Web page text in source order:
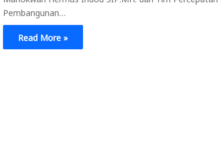
Pembangunan…
Read More »